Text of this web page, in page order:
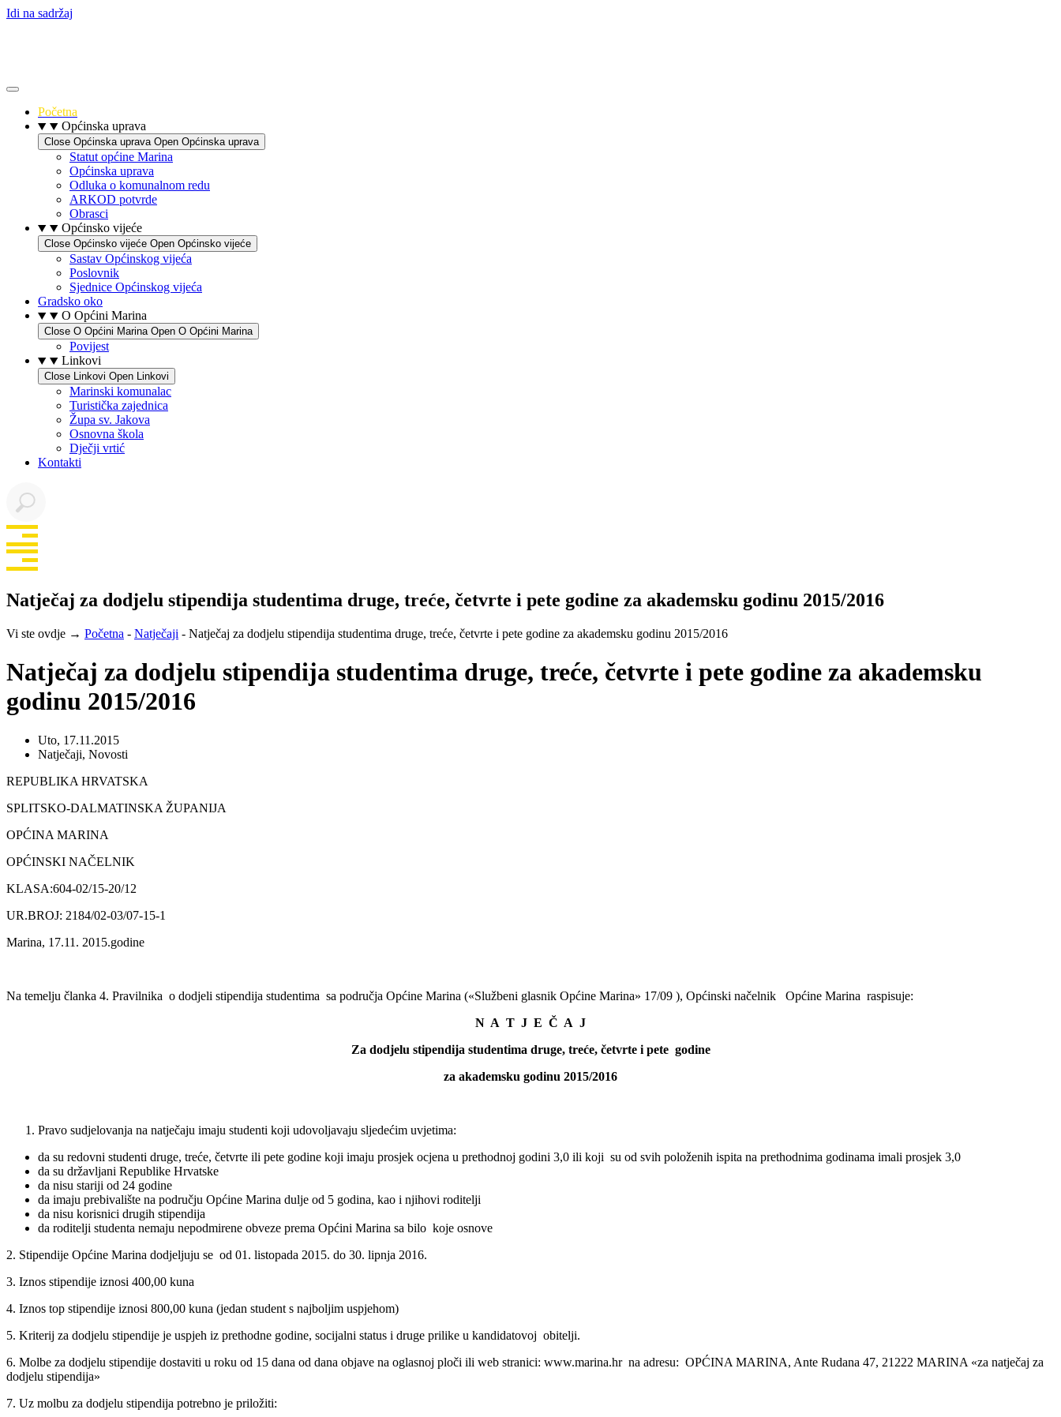
Idi na sadržaj
Početna
Općinska uprava
Close Općinska uprava Open Općinska uprava
Statut općine Marina
Općinska uprava
Odluka o komunalnom redu
ARKOD potvrde
Obrasci
Općinsko vijeće
Close Općinsko vijeće Open Općinsko vijeće
Sastav Općinskog vijeća
Poslovnik
Sjednice Općinskog vijeća
Gradsko oko
O Općini Marina
Close O Općini Marina Open O Općini Marina
Povijest
Linkovi
Close Linkovi Open Linkovi
Marinski komunalac
Turistička zajednica
Župa sv. Jakova
Osnovna škola
Dječji vrtić
Kontakti
Natječaj za dodjelu stipendija studentima druge, treće, četvrte i pete godine za akademsku godinu 2015/2016
Vi ste ovdje → Početna - Natječaji - Natječaj za dodjelu stipendija studentima druge, treće, četvrte i pete godine za akademsku godinu 2015/2016
Natječaj za dodjelu stipendija studentima druge, treće, četvrte i pete godine za akademsku
godinu 2015/2016
Uto, 17.11.2015
Natječaji, Novosti
REPUBLIKA HRVATSKA
SPLITSKO-DALMATINSKA ŽUPANIJA
OPĆINA MARINA
OPĆINSKI NAČELNIK
KLASA:604-02/15-20/12
UR.BROJ: 2184/02-03/07-15-1
Marina, 17.11. 2015.godine
Na temelju članka 4. Pravilnika o dodjeli stipendija studentima sa područja Općine Marina («Službeni glasnik Općine Marina» 17/09 ), Općinski načelnik Općine Marina raspisuje:
N A T J E Č A J
Za dodjelu stipendija studentima druge, treće, četvrte i pete godine
za akademsku godinu 2015/2016
Pravo sudjelovanja na natječaju imaju studenti koji udovoljavaju sljedećim uvjetima:
da su redovni studenti druge, treće, četvrte ili pete godine koji imaju prosjek ocjena u prethodnoj godini 3,0 ili koji su od svih položenih ispita na prethodnima godinama imali prosjek 3,0
da su državljani Republike Hrvatske
da nisu stariji od 24 godine
da imaju prebivalište na području Općine Marina dulje od 5 godina, kao i njihovi roditelji
da nisu korisnici drugih stipendija
da roditelji studenta nemaju nepodmirene obveze prema Općini Marina sa bilo koje osnove
2. Stipendije Općine Marina dodjeljuju se od 01. listopada 2015. do 30. lipnja 2016.
3. Iznos stipendije iznosi 400,00 kuna
4. Iznos top stipendije iznosi 800,00 kuna (jedan student s najboljim uspjehom)
5. Kriterij za dodjelu stipendije je uspjeh iz prethodne godine, socijalni status i druge prilike u kandidatovoj obitelji.
6. Molbe za dodjelu stipendije dostaviti u roku od 15 dana od dana objave na oglasnoj ploči ili web stranici: www.marina.hr na adresu: OPĆINA MARINA, Ante Rudana 47, 21222 MARINA «za natječaj za
dodjelu stipendija»
7. Uz molbu za dodjelu stipendija potrebno je priložiti: